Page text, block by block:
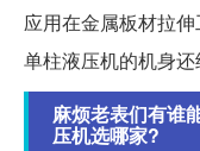
应用在金属板材拉伸
单柱液压机的机身还
麻烦老表们有谁
压机选哪家?